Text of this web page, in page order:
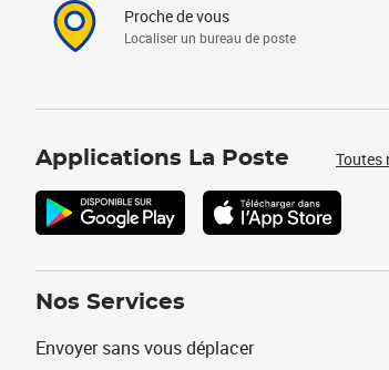
Proche de vous
Localiser un bureau de poste
Applications La Poste Toutes
Nos Services
Envoyer sans vous déplacer